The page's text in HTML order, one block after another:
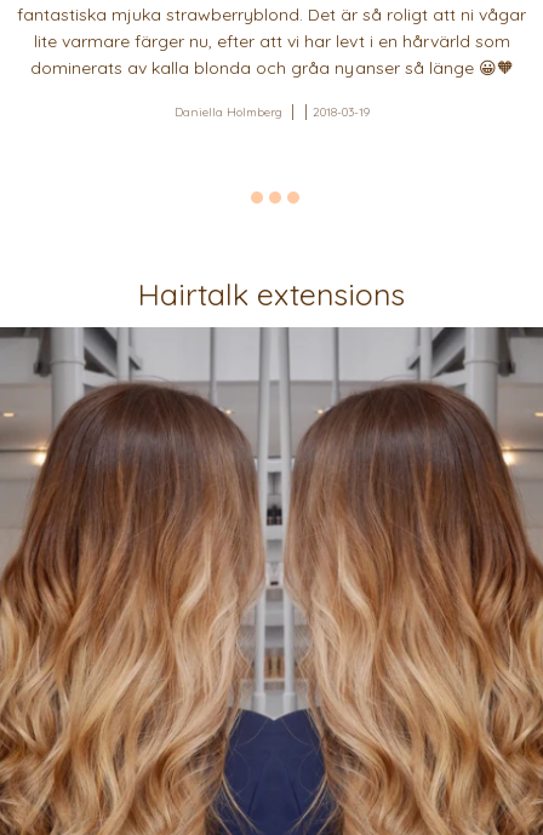
fantastiska mjuka strawberryblond. Det är så roligt att ni vågar
lite varmare färger nu, efter att vi har levt i en hårvärld som
dominerats av kalla blonda och gråa nyanser så länge 😀🧡
Daniella Holmberg 2018-03-19
Hairtalk extensions